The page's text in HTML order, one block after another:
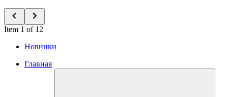
Item 1 of 12
Новинки
Главная